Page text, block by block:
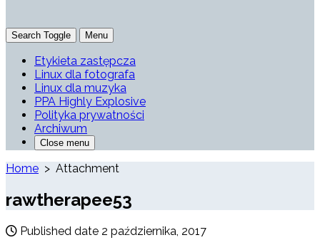
Search Toggle Menu
Etykieta zastępcza
Linux dla fotografa
Linux dla muzyka
PPA Highly Explosive
Polityka prywatności
Archiwum
Close menu
Home > Attachment
rawtherapee53
Published date 2 października, 2017